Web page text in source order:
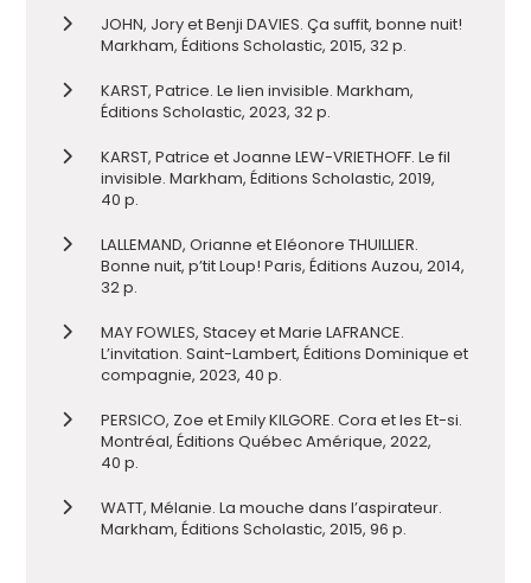
JOHN, Jory et Benji DAVIES. Ça suffit, bonne nuit!
Markham, Éditions Scholastic, 2015, 32 p.
KARST, Patrice. Le lien invisible. Markham,
Éditions Scholastic, 2023, 32 p.
KARST, Patrice et Joanne LEW-VRIETHOFF. Le fil
invisible. Markham, Éditions Scholastic, 2019,
40 p.
LALLEMAND, Orianne et Eléonore THUILLIER.
Bonne nuit, p’tit Loup! Paris, Éditions Auzou, 2014,
32 p.
MAY FOWLES, Stacey et Marie LAFRANCE.
L’invitation. Saint-Lambert, Éditions Dominique et
compagnie, 2023, 40 p.
PERSICO, Zoe et Emily KILGORE. Cora et les Et-si.
Montréal, Éditions Québec Amérique, 2022,
40 p.
WATT, Mélanie. La mouche dans l’aspirateur.
Markham, Éditions Scholastic, 2015, 96 p.